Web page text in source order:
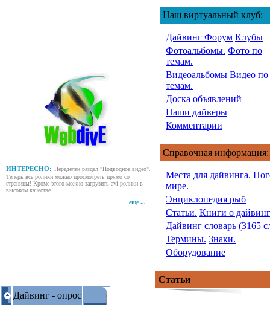
ИНТЕРЕСНО: Переделан раздел "Подводное видео"
Теперь все ролики можно просмотреть прямо со
страницы! Кроме этого можно загрузить avi-ролики в
высоком качестве
еще ...
Наш виртуальный клуб:
Дайвинг Форум Клубы
Фотоальбомы. Фото по
темам.
Видеоальбомы Видео по
темам.
Доска объявлений
Наши дайверы
Комментарии
Справочная информация:
Места для дайвинга.
мире.
Энциклопедия рыб
Статьи. Книги о
Дайвинг словарь (3165
Термины. Знаки.
Оборудование
Дайвинг - опрос
Статьи